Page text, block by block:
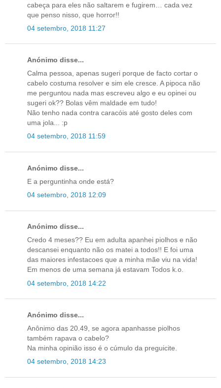
cabeça para eles não saltarem e fugirem… cada vez
que penso nisso, que horror!!
04 setembro, 2018 11:27
Anónimo disse...
Calma pessoa, apenas sugeri porque de facto cortar o
cabelo costuma resolver e sim ele cresce. A pipoca não
me perguntou nada mas escreveu algo e eu opinei ou
sugeri ok?? Bolas vêm maldade em tudo!
Não tenho nada contra caracóis até gosto deles com
uma jola... :p
04 setembro, 2018 11:59
Anónimo disse...
E a perguntinha onde está?
04 setembro, 2018 12:09
Anónimo disse...
Credo 4 meses?? Eu em adulta apanhei piolhos e não
descansei enquanto não os matei a todos!! E foi uma
das maiores infestacoes que a minha mãe viu na vida!
Em menos de uma semana já estavam Todos k.o.
04 setembro, 2018 14:22
Anónimo disse...
Anônimo das 20.49, se agora apanhasse piolhos
também rapava o cabelo?
Na minha opinião isso é o cúmulo da preguicite.
04 setembro, 2018 14:23